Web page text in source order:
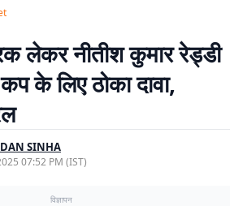
लेकर नीतीश कुमार रेड्डी
के लिए ठोका दावा,
SINHA
07:52 PM (IST)
विज्ञापन